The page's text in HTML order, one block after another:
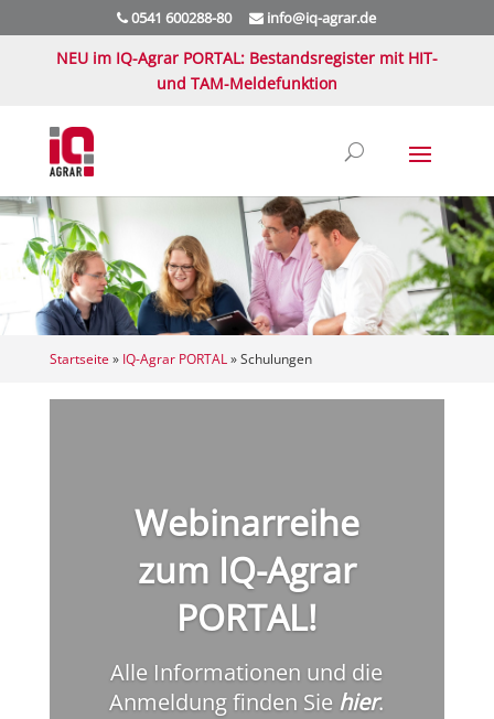
0541 600288-80 info@iq-agrar.de
NEU im IQ-Agrar PORTAL: Bestandsregister mit HIT-
und TAM-Meldefunktion
Startseite » IQ-Agrar PORTAL»Schulungen
Webinarreihe
zum IQ-Agrar
PORTAL!
Alle Informationen und die
Anmeldung finden Sie hier.